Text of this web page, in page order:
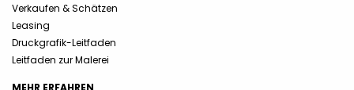
Verkaufen & Schätzen
Leasing
Druckgrafik-Leitfaden
Leitfaden zur Malerei
MEHR ERFAHREN